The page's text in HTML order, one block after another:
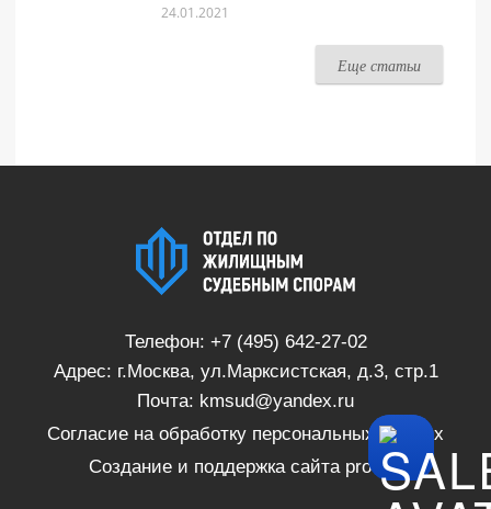
24.01.2021
Еще статьи
Телефон: +7 (495) 642-27-02
Адрес: г.Москва, ул.Марксистская, д.3, стр.1
Почта: kmsud@yandex.ru
Согласие на обработку персональных данных
Создание и поддержка сайта proSite